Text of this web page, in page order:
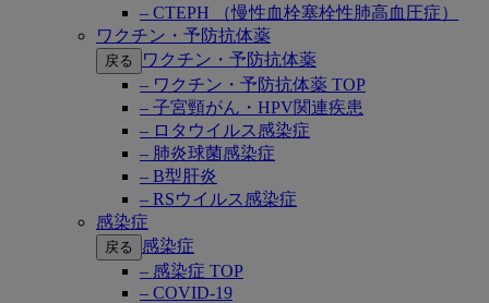
– CTEPH （慢性血栓塞栓性肺高血圧症）
ワクチン・予防抗体薬
戻る
ワクチン・予防抗体薬
– ワクチン・予防抗体薬 TOP
– 子宮頸がん・HPV関連疾患
– ロタウイルス感染症
– 肺炎球菌感染症
– B型肝炎
– RSウイルス感染症
感染症
戻る
感染症
– 感染症 TOP
– COVID-19